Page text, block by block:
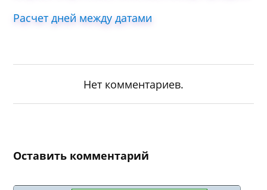
Расчет дней между датами
Нет комментариев.
Оставить комментарий